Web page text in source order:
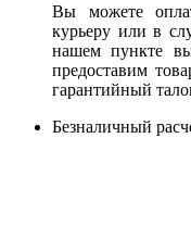
Вы можете
курьеру или в
нашем пункте
предоставим
гарантийный
Безналичный